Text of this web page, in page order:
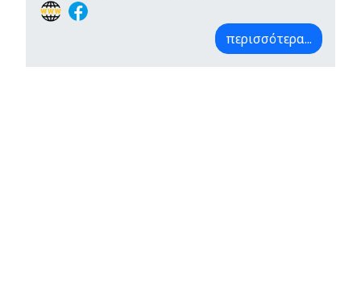
περισσότερα...